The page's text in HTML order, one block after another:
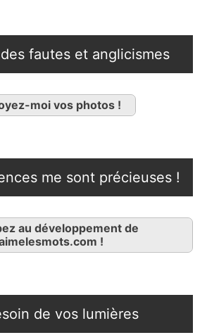
fautes et anglicismes
moi vos photos !
me sont précieuses !
au développement de
!
de vos lumières